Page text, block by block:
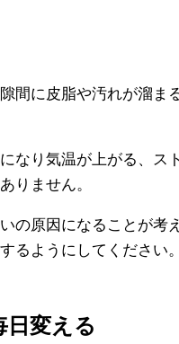
間に皮脂や汚れが溜ま
なり気温が上がる、ス
りません。
の原因になることが考
るようにしてください。
日変える